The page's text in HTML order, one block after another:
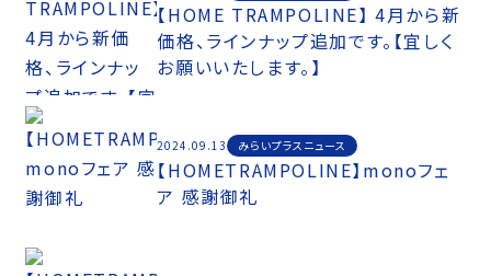
【HOME TRAMPOLINE】 4月から新
価格、ラインナップ追加です。【宜しく
お願いいたします。】
2024.09.13 みらいプラスニュース
【HOMETRAMPOLINE】monoフェ
ア 感謝御礼